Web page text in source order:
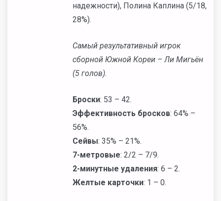
надежности), Полина Каплина (5/18,
28%).
Самый результативный игрок
сборной Южной Кореи – Ли Мигьён
(5 голов).
Броски: 53 – 42.
Эффективность бросков: 64% –
56%.
Сейвы: 35% – 21%.
7-метровые: 2/2 – 7/9.
2-минутные удаления: 6 – 2.
Желтые карточки: 1 – 0.